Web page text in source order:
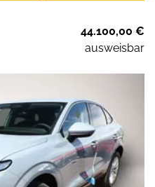
44.100,00 €
ausweisbar